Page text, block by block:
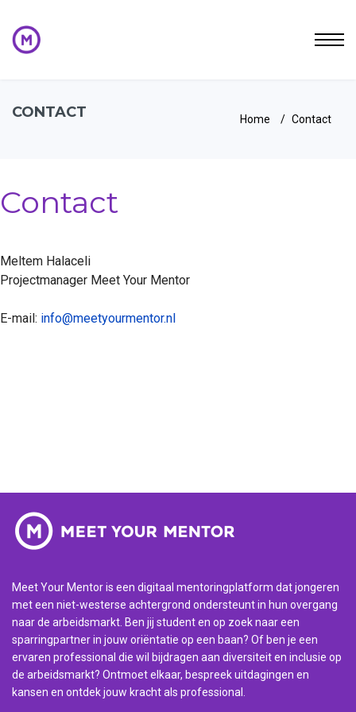
CONTACT Home Contact
Contact
Meltem Halaceli
Projectmanager Meet Your Mentor
E-mail: info@meetyourmentor.nl
Meet Your Mentor is een digitaal mentoringplatform dat jongeren
met een niet-westerse achtergrond ondersteunt in hun overgang
naar de arbeidsmarkt. Ben jij student en op zoek naar een
sparringpartner in jouw oriëntatie op een baan? Of ben je een
ervaren professional die wil bijdragen aan diversiteit en inclusie op
de arbeidsmarkt? Ontmoet elkaar, bespreek uitdagingen en
kansen en ontdek jouw kracht als professional.